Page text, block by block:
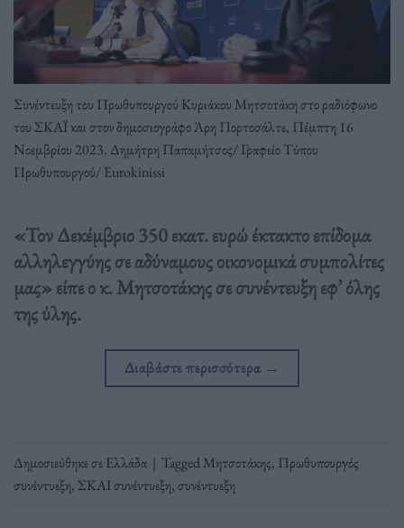
Συνέντευξη του Πρωθυπουργού Κυριάκου Μητσοτάκη στο ραδιόφωνο
του ΣΚΑΪ και στον δημοσιογράφο Άρη Πορτοσάλτε, Πέμπτη 16
Νοεμβρίου 2023. Δημήτρη Παπαμήτσος/ Γραφείο Τύπου
Πρωθυπουργού/ Eurokinissi
«Τον Δεκέμβριο 350 εκατ. ευρώ έκτακτο επίδομα
αλληλεγγύης σε αδύναμους οικονομικά συμπολίτες
μας» είπε ο κ. Μητσοτάκης σε συνέντευξη εφ’ όλης
της ύλης.
Διαβάστε περισσότερα →
Δημοσιεύθηκε σεΕλλάδα | TaggedΜητσοτάκης, Πρωθυπουργός
συνέντυεξη, ΣΚΑΙ συνέντυεξη,συνέντυεξη